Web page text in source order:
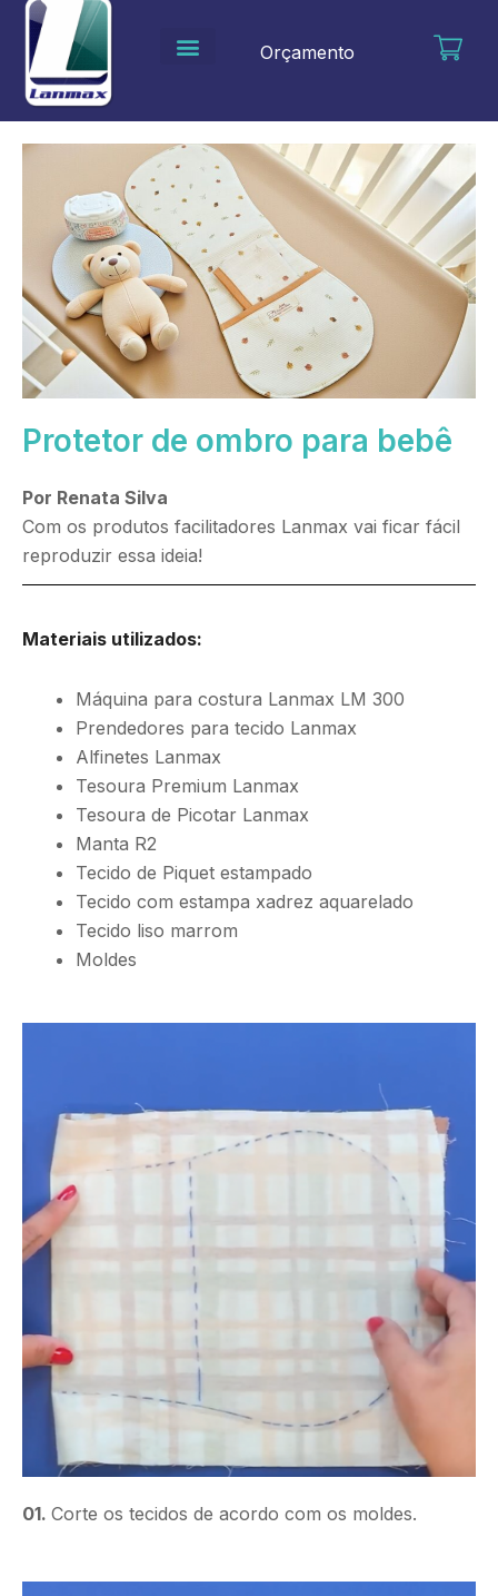
para
conteúdo
Orçamento
Protetor de ombro para bebê
Por Renata Silva
Com os produtos facilitadores Lanmax vai ficar fácil
reproduzir essa ideia!
Materiais utilizados:
Máquina para costura Lanmax LM 300
Prendedores para tecido Lanmax
Alfinetes Lanmax
Tesoura Premium Lanmax
Tesoura de Picotar Lanmax
Manta R2
Tecido de Piquet estampado
Tecido com estampa xadrez aquarelado
Tecido liso marrom
Moldes
01. Corte os tecidos de acordo com os moldes.